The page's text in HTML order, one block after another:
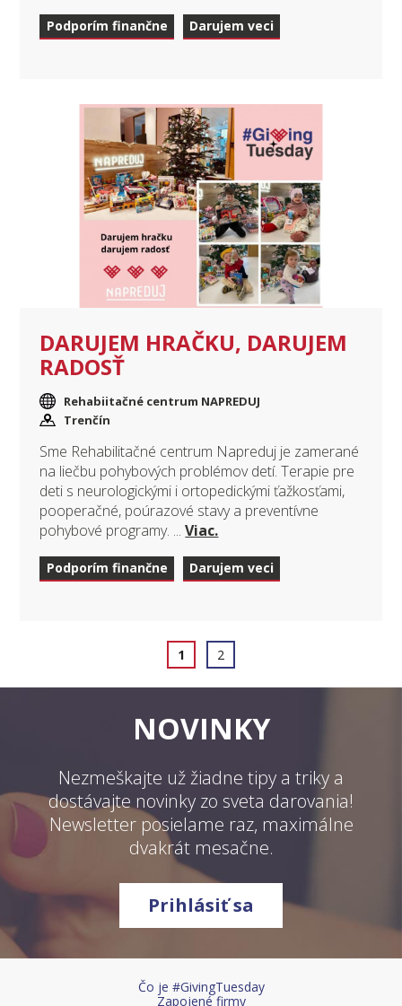
Podporím finančne Darujem veci
DARUJEM HRAČKU, DARUJEM
RADOSŤ
Rehabiitačné centrum NAPREDUJ
Trenčín
Sme Rehabilitačné centrum Napreduj je zamerané
na liečbu pohybových problémov detí. Terapie pre
deti s neurologickými i ortopedickými ťažkosťami,
pooperačné, poúrazové stavy a preventívne
pohybové programy. ...Viac.
Podporím finančne Darujem veci
1 2
NOVINKY
Nezmeškajte už žiadne tipy a triky a
dostávajte novinky zo sveta darovania!
Newsletter posielame raz, maximálne
dvakrát mesačne.
Prihlásiť sa
Čo je #GivingTuesday
Zapojené firmy